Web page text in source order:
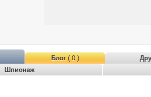
Блог( 0 )
Шпионаж